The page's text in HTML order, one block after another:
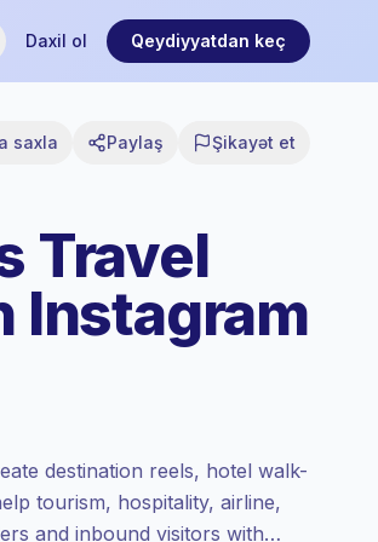
Daxil ol Qeydiyyatdan keç
saxla Paylaş Şikayət et
Travel
Instagram
destination reels, hotel walk-
tourism, hospitality, airline,
and inbound visitors with